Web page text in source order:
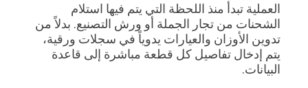
العملية تبدأ منذ اللحظة التي يتم فيها استلام
الشحنات من تجار الجملة أو ورش التصنيع. بدلاً من
تدوين الأوزان والعيارات يدوياً في سجلات ورقية،
يتم إدخال تفاصيل كل قطعة مباشرة إلى قاعدة
البيانات.